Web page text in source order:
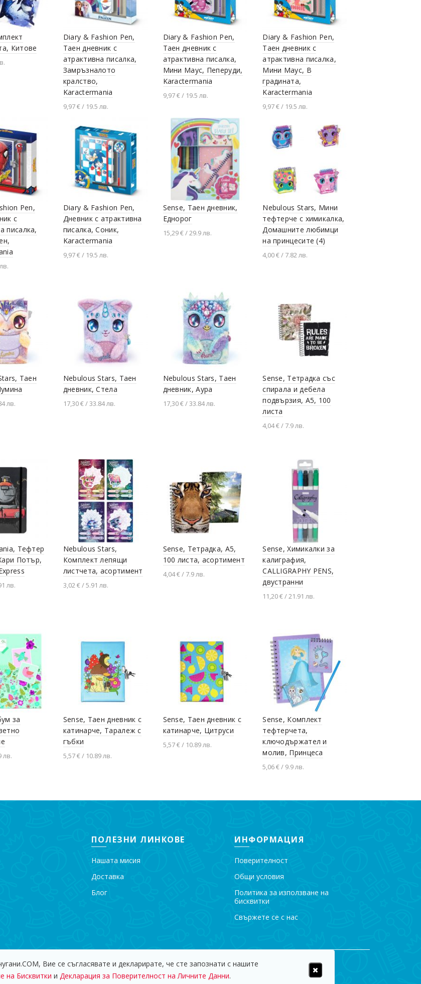
Вие се съгласявате и декларирате, че сте запознати с нашите
на Бисквитки и Декларация за Поверителност на Личните Данни.
Китове
Diary & Fashion Pen,
Таен дневник с
атрактивна писалка,
Замръзналото
кралство,
Karactermania
9,97 € / 19.5 лв.
Diary & Fashion Pen,
Таен дневник с
атрактивна писалка,
Мини Маус, Пеперуди,
Karactermania
9,97 € / 19.5 лв.
Diary & Fashion Pen,
Таен дневник с
атрактивна писалка,
Мини Маус, В
градината,
Karactermania
9,97 € / 19.5 лв.
Pen,
с
писалка,
Diary & Fashion Pen,
Дневник с атрактивна
писалка, Соник,
Karactermania
9,97 € / 19.5 лв.
Sense, Таен дневник,
Еднорог
15,29 € / 29.9 лв.
Nebulous Stars, Мини
тефтерче с химикалка,
Домашните любимци
на принцесите (4)
4,00 € / 7.82 лв.
Таен
лв.
Nebulous Stars, Таен
дневник, Стела
17,30 € / 33.84 лв.
Nebulous Stars, Таен
дневник, Аура
17,30 € / 33.84 лв.
Sense, Тетрадка със
спирала и дебела
подвързия, А5, 100
листа
4,04 € / 7.9 лв.
Тефтер
Потър,
лв.
Nebulous Stars,
Комплект лепящи
листчета, асортимент
3,02 € / 5.91 лв.
Sense, Тетрадка, А5,
100 листа, асортимент
4,04 € / 7.9 лв.
Sense, Химикалки за
калиграфия,
CALLIGRAPHY PENS,
двустранни
11,20 € / 21.91 лв.
за
лв.
Sense, Таен дневник с
катинарче, Таралеж с
гъбки
5,57 € / 10.89 лв.
Sense, Таен дневник с
катинарче, Цитруси
5,57 € / 10.89 лв.
Sense, Комплект
тефтерчета,
ключодържател и
молив, Принцеса
5,06 € / 9.9 лв.
ПОЛЕЗНИ ЛИНКОВЕ
Нашата мисия
Доставка
Блог
ИНФОРМАЦИЯ
Поверителност
Общи условия
Политика за използване на
бисквитки
Свържете се с нас
за Детски Играчки "Малчугани". Всички права запазени.